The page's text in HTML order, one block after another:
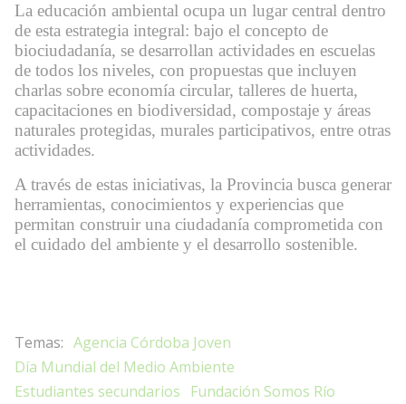
La educación ambiental ocupa un lugar central dentro
de esta estrategia integral: bajo el concepto de
biociudadanía, se desarrollan actividades en escuelas
de todos los niveles, con propuestas que incluyen
charlas sobre economía circular, talleres de huerta,
capacitaciones en biodiversidad, compostaje y áreas
naturales protegidas, murales participativos, entre otras
actividades.
A través de estas iniciativas, la Provincia busca generar
herramientas, conocimientos y experiencias que
permitan construir una ciudadanía comprometida con
el cuidado del ambiente y el desarrollo sostenible.
Agencia Córdoba Joven
Día Mundial del Medio Ambiente
Estudiantes secundarios Fundación Somos Río